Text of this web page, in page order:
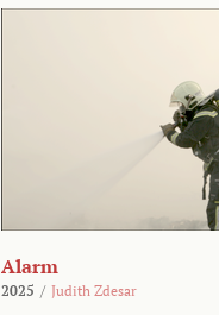
Alarm
2025 / Judith Zdesar